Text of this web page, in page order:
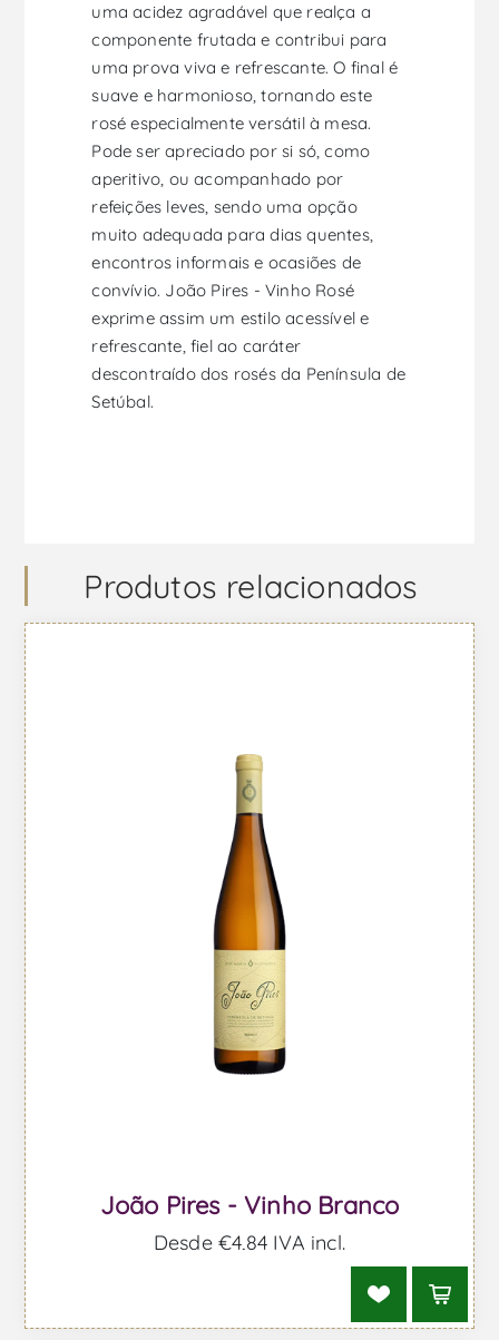
uma acidez agradável que realça a
componente frutada e contribui para
uma prova viva e refrescante. O final é
suave e harmonioso, tornando este
rosé especialmente versátil à mesa.
Pode ser apreciado por si só, como
aperitivo, ou acompanhado por
refeições leves, sendo uma opção
muito adequada para dias quentes,
encontros informais e ocasiões de
convívio. João Pires - Vinho Rosé
exprime assim um estilo acessível e
refrescante, fiel ao caráter
descontraído dos rosés da Península de
Setúbal.
Produtos relacionados
João Pires - Vinho Branco
Desde €4,84 IVA incl.